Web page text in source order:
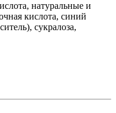
натуральные и
кислота, синий
сукралоза,